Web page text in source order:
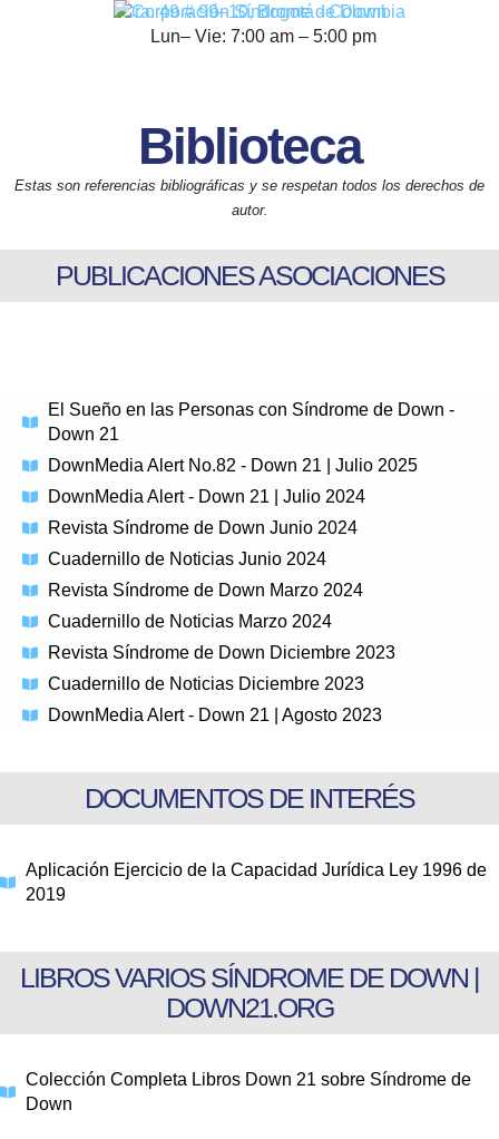
Cra. 49 # 99–10, Bogotá - Colombia
Lun– Vie: 7:00 am – 5:00 pm
Biblioteca
Estas son referencias bibliográficas y se respetan todos los derechos de
autor.
PUBLICACIONES ASOCIACIONES
El Sueño en las Personas con Síndrome de Down -
Down 21
DownMedia Alert No.82 - Down 21 | Julio 2025
DownMedia Alert - Down 21 | Julio 2024
Revista Síndrome de Down Junio 2024
Cuadernillo de Noticias Junio 2024
Revista Síndrome de Down Marzo 2024
Cuadernillo de Noticias Marzo 2024
Revista Síndrome de Down Diciembre 2023
Cuadernillo de Noticias Diciembre 2023
DownMedia Alert - Down 21 | Agosto 2023
DOCUMENTOS DE INTERÉS
Aplicación Ejercicio de la Capacidad Jurídica Ley 1996 de
2019
LIBROS VARIOS SÍNDROME DE DOWN |
DOWN21.ORG
Colección Completa Libros Down 21 sobre Síndrome de
Down